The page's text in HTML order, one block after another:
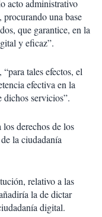
acto administrativo
una base
que garantice, en la
y eficaz”.
tales efectos, el
efectiva en la
dichos servicios”.
derechos de los
la ciudadanía
relativo a las
la de dictar
digital.